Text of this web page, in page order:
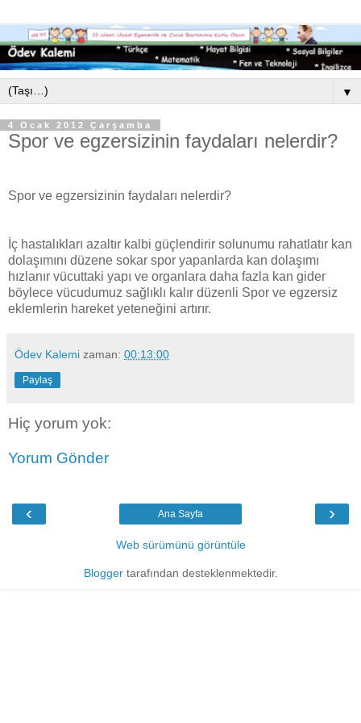
▼
4 Ocak 2012 Çarşamba
Spor ve egzersizinin faydaları nelerdir?
Spor ve egzersizinin faydaları nelerdir?
İç hastalıkları azaltır kalbi güçlendirir solunumu rahatlatır kan
dolaşımını düzene sokar spor yapanlarda kan dolaşımı
hızlanır vücuttaki yapı ve organlara daha fazla kan gider
böylece vücudumuz sağlıklı kalır düzenli Spor ve egzersiz
eklemlerin hareket yeteneğini artırır.
Ödev Kalemi zaman: 00:13:00
Paylaş
Hiç yorum yok:
Yorum Gönder
‹ ›
Ana Sayfa
Web sürümünü görüntüle
Bloggertarafından desteklenmektedir.